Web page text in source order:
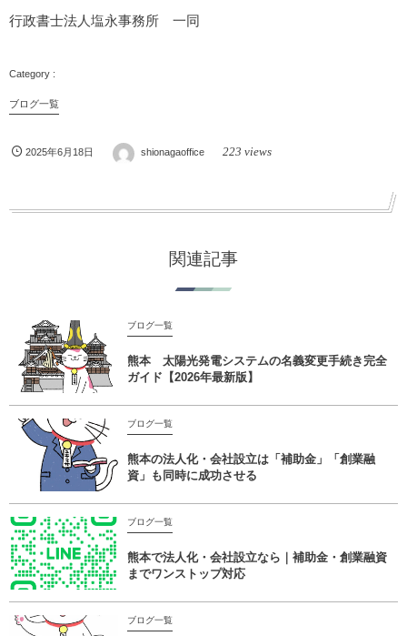
行政書士法人塩永事務所 一同
ブログ一覧
2025年6月18日 shionagaoffice 223 views
関連記事
ブログ一覧
熊本 太陽光発電システムの名義変更手続き完全
ガイド【2026年最新版】
ブログ一覧
熊本の法人化・会社設立は「補助金」「創業融
資」も同時に成功させる
ブログ一覧
熊本で法人化・会社設立なら｜補助金・創業融資
までワンストップ対応
ブログ一覧